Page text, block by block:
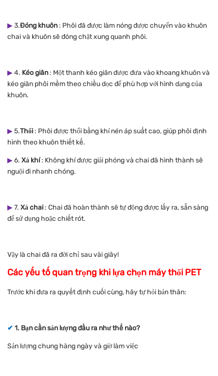
▶3.Đóng khuôn : Phôi đã được làm nóng được chuyển vào khuôn
chai và khuôn sẽ đóng chặt xung quanh phôi.
▶4. Kéo giãn : Một thanh kéo giãn được đưa vào khoang khuôn và
kéo giãn phôi mềm theo chiều dọc để phù hợp với hình dạng của
khuôn.
▶5.Thổi : Phôi được thổi bằng khí nén áp suất cao, giúp phôi định
hình theo khuôn thiết kế.
▶6. Xả khí: Không khí được giải phóng và chai đã hình thành sẽ
nguội đi nhanh chóng.
▶7. Xả chai : Chai đã hoàn thành sẽ tự động được lấy ra, sẵn sàng
để sử dụng hoặc chiết rót.
Vậy là chai đã ra đời chỉ sau vài giây!
Các yếu tố quan trọng khi lựa chọn máy thổi PET
Trước khi đưa ra quyết định cuối cùng, hãy tự hỏi bản thân:
✔ 1. Bạn cần sản lượng đầu ra như thế nào?
Sản lượng chung hàng ngày và giờ làm việc